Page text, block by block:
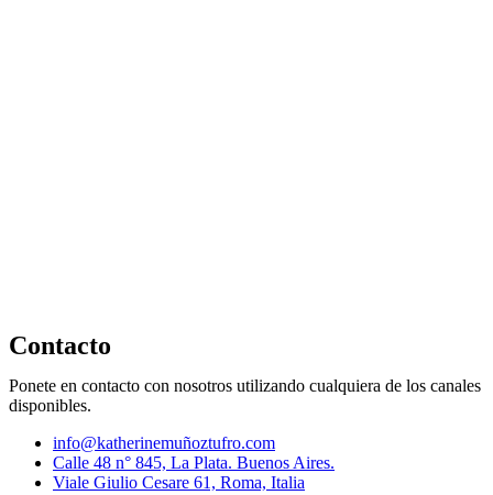
Contacto
Ponete en contacto con nosotros utilizando cualquiera de los canales
disponibles.
info@katherinemuñoztufro.com
Calle 48 n° 845, La Plata. Buenos Aires.
Viale Giulio Cesare 61, Roma, Italia